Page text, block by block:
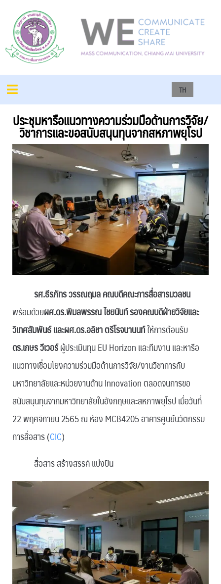
TH
ประชุมหารือแนวทางความร่วมมือด้านการวิจัย/
วิชาการและขอสนับสนุนทุนจากสหภาพยุโรป
รศ.ธีรภัทร วรรณฤมล คณบดีคณะการสื่อสารมวลชน
พร้อมด้วยผศ.ดร.พิมลพรรณ ไชยนันท์ รองคณบดีฝ่ายวิจัยและ
วิเทศสัมพันธ์ และผศ.ดร.อลิชา ตรีโรจนานนท์ให้การต้อนรับ
ดร.เกษร วีเวอร์ผู้ประเมินทุน EU Horizon และทีมงาน และหารือ
แนวทางเชื่อมโยงความร่วมมือด้านการวิจัย/งานวิชาการกับ
มหาวิทยาลัยและหน่วยงานด้าน Innovation ตลอดจนการขอ
สนับสนุนทุนจากมหาวิทยาลัยในอังกฤษและสหภาพยุโรป เมื่อวันที่
22 พฤศจิกายน 2565 ณ ห้อง MCB4205 อาคารศูนย์นวัตกรรม
การสื่อสาร (CIC)
สื่อสาร สร้างสรรค์ แบ่งปัน